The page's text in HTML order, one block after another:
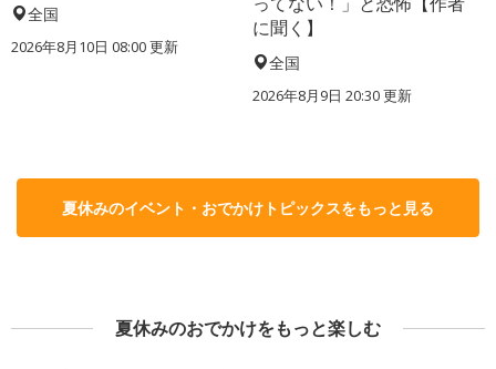
全国
2026年8月10日 08:00更新
に聞く】
全国
2026年8月9日 20:30更新
夏休みのイベント・おでかけトピックスをもっと見る
夏休みのおでかけをもっと楽しむ